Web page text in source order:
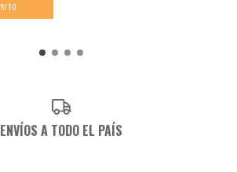
ENVÍOS A TODO EL PAÍS